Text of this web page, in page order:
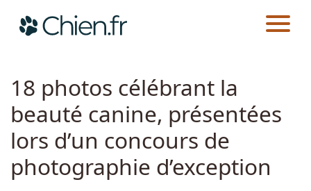
Races
Guides
CHIEN.FR ACTUALITÉS
18 photos célébrant la
beauté canine, présentées
lors d’un concours de
photographie d’exception